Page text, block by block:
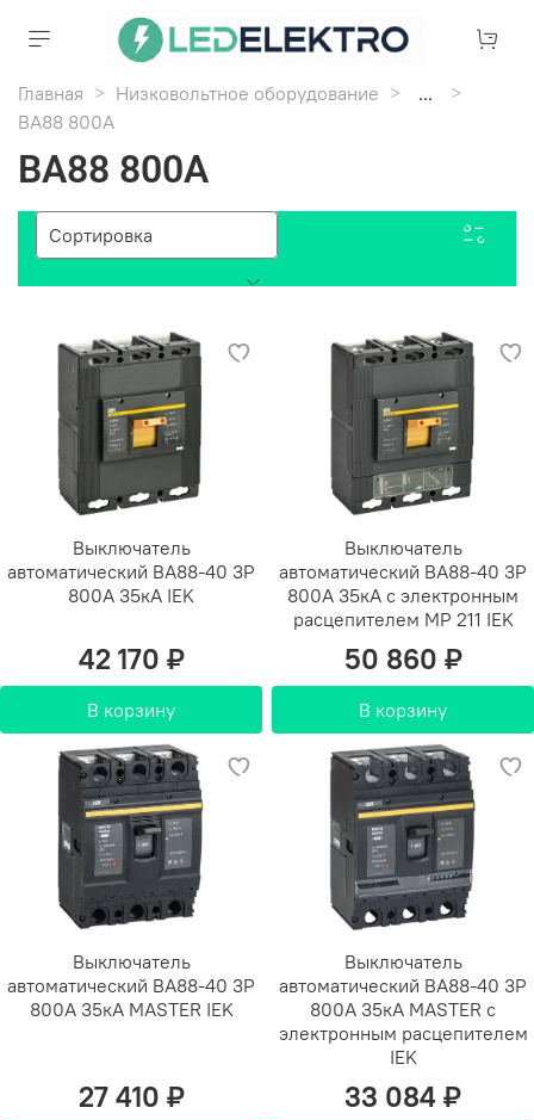
Главная Низковольтное оборудование
...
ВА88 800А
ВА88 800А
Выключатель
автоматический ВА88-40 3Р
800А 35кА IEK
42 170 ₽
В корзину
Выключатель
автоматический ВА88-40 3Р
800А 35кА с электронным
расцепителем MP 211 IEK
50 860 ₽
В корзину
Выключатель
автоматический ВА88-40 3Р
800А 35кА MASTER IEK
27 410 ₽
Выключатель
автоматический ВА88-40 3Р
800А 35кА MASTER с
электронным расцепителем
IEK
33 084 ₽